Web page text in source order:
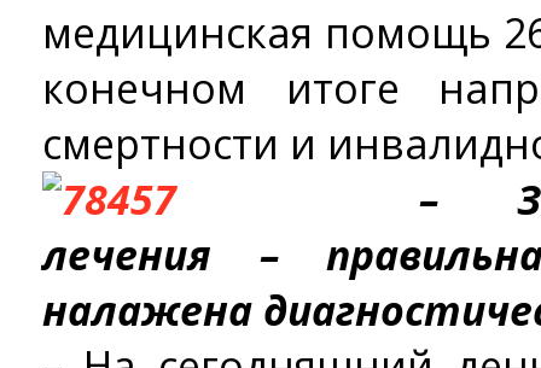
медицинская помощь
конечном итоге
смертности и
–
лечения –
налажена